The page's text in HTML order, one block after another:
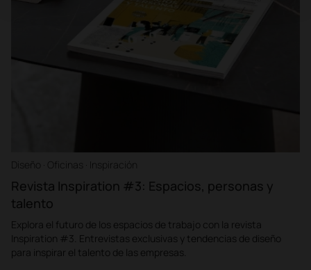
Diseño · Oficinas · Inspiración
Revista Inspiration #3: Espacios, personas y
talento
Explora el futuro de los espacios de trabajo con la revista
Inspiration #3. Entrevistas exclusivas y tendencias de diseño
para inspirar el talento de las empresas.